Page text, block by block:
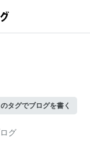
タグでブログを書く
グ